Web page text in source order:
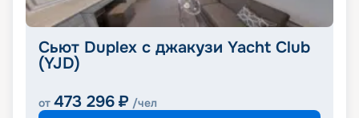
Сьют Duplex с джакузи Yacht Club
(YJD)
от 473 296 ₽ /чел